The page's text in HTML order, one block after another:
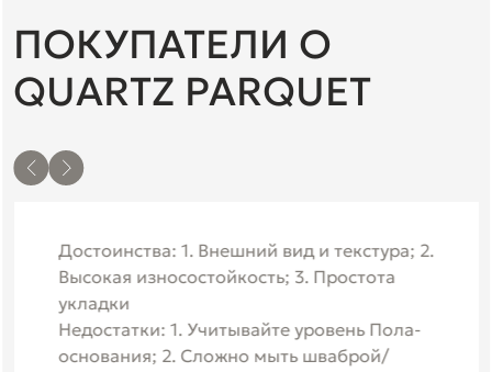
ПОКУПАТЕЛИ О
QUARTZ PARQUET
Достоинства: 1. Внешний вид и текстура; 2.
Высокая износостойкость; 3. Простота
укладки
Недостатки: 1. Учитывайте уровень Пола-
основания; 2. Сложно мыть шваброй/